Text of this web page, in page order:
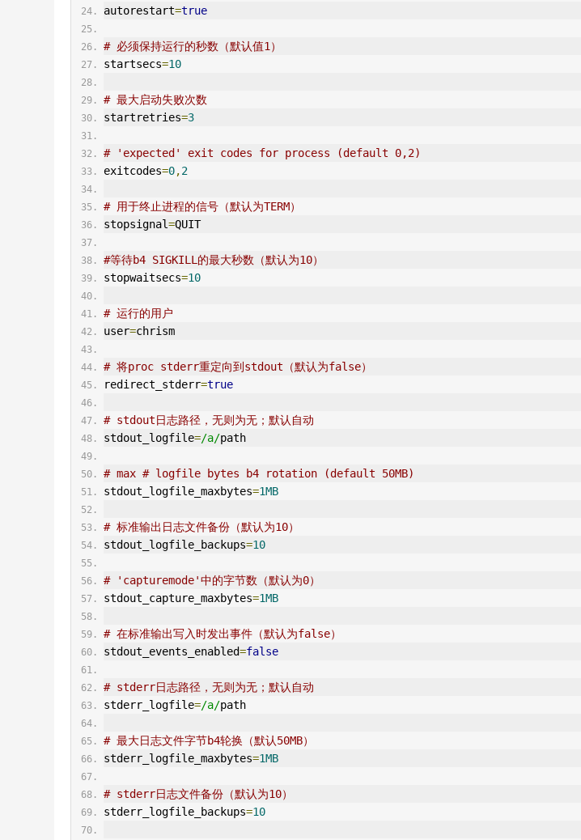
autorestart=true
# 必须保持运行的秒数（默认值1）
startsecs=10
# 最大启动失败次数
startretries=3
# 'expected' exit codes for process (default 0,2)
exitcodes=0,2
# 用于终止进程的信号（默认为TERM）
stopsignal=QUIT
#等待b4 SIGKILL的最大秒数（默认为10）
stopwaitsecs=10
# 运行的用户
user=chrism
# 将proc stderr重定向到stdout（默认为false）
redirect_stderr=true
# stdout日志路径，无则为无；默认自动
stdout_logfile=/a/path
# max # logfile bytes b4 rotation (default 50MB)
stdout_logfile_maxbytes=1MB
# 标准输出日志文件备份（默认为10）
stdout_logfile_backups=10
# 'capturemode'中的字节数（默认为0）
stdout_capture_maxbytes=1MB
# 在标准输出写入时发出事件（默认为false）
stdout_events_enabled=false
# stderr日志路径，无则为无；默认自动
stderr_logfile=/a/path
# 最大日志文件字节b4轮换（默认50MB）
stderr_logfile_maxbytes=1MB
# stderr日志文件备份（默认为10）
stderr_logfile_backups=10